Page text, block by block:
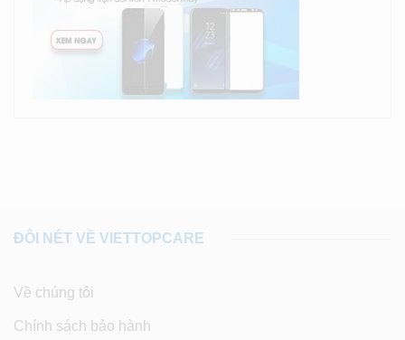
ĐÔI NÉT VỀ VIETTOPCARE
Về chúng tôi
Chính sách bảo hành